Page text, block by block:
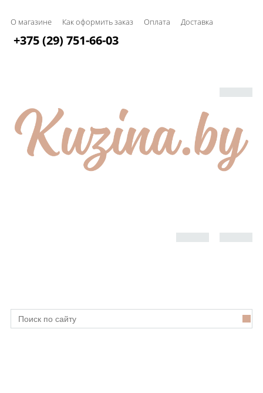
О магазине Как оформить заказ Оплата Доставка
+375 (29) 751-66-03